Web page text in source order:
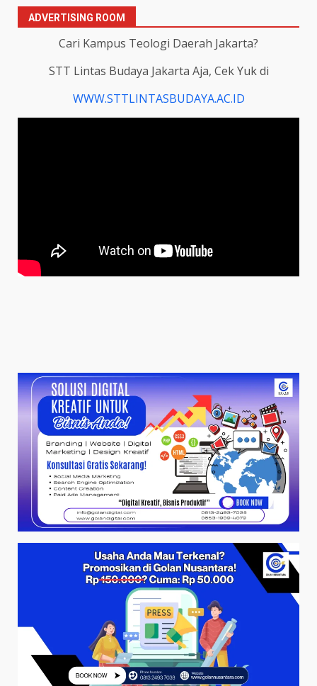
ADVERTISING ROOM
Cari Kampus Teologi Daerah Jakarta?
STT Lintas Budaya Jakarta Aja, Cek Yuk di
WWW.STTLINTASBUDAYA.AC.ID